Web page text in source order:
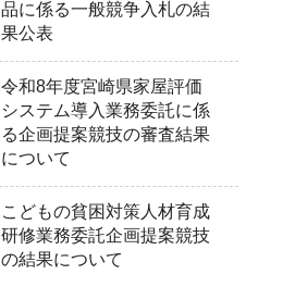
品に係る一般競争入札の結
果公表
令和8年度宮崎県家屋評価
システム導入業務委託に係
る企画提案競技の審査結果
について
こどもの貧困対策人材育成
研修業務委託企画提案競技
の結果について